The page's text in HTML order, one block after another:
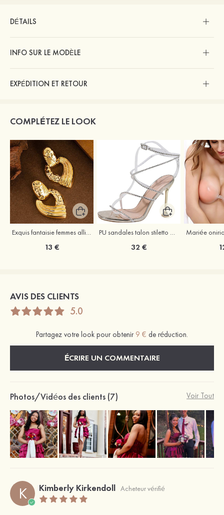
DÉTAILS
INFO SUR LE MODÈLE
EXPÉDITION ET RETOUR
COMPLÉTEZ LE LOOK
Exquis fantaisie femmes alliage boucles d'oreilles
13 €
PU sandales talon stiletto outdoor chaussures de mode
32 €
AVIS DES CLIENTS
5.0
Partagez votre look pour obtenir 9 € de réduction.
ÉCRIRE UN COMMENTAIRE
Photos/Vidéos des clients (7) Voir Tout
K Kimberly Kirkendoll Acheteur vérifié